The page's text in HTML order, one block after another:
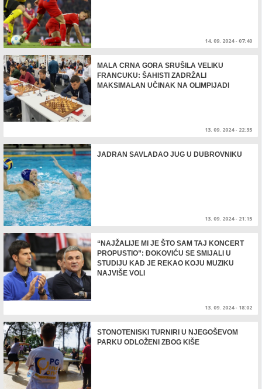
14. 09. 2024 - 07:40
MALA CRNA GORA SRUŠILA VELIKU
FRANCUKU: ŠAHISTI ZADRŽALI
MAKSIMALAN UČINAK NA OLIMPIJADI
13. 09. 2024 - 22:35
JADRAN SAVLADAO JUG U DUBROVNIKU
13. 09. 2024 - 21:15
“NAJŽALIJE MI JE ŠTO SAM TAJ KONCERT
PROPUSTIO”: ĐOKOVIĆU SE SMIJALI U
STUDIJU KAD JE REKAO KOJU MUZIKU
NAJVIŠE VOLI
13. 09. 2024 - 18:02
STONOTENISKI TURNIRI U NJEGOŠEVOM
PARKU ODLOŽENI ZBOG KIŠE